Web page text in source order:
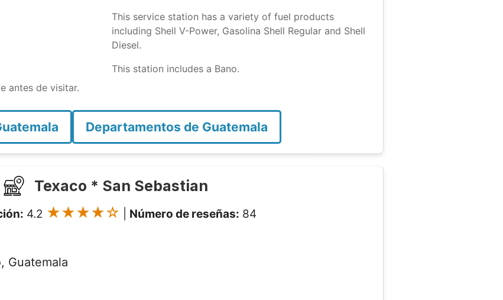
antes de visitar.
This service station has a variety of fuel products
including Shell V-Power, Gasolina Shell Regular and Shell
Diesel.
This station includes a Bano.
Departamentos de Guatemala
Texaco * San Sebastian
4.2 ★★★★☆ Número de reseñas: 84
Guatemala